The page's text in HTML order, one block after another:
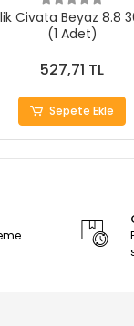
Civata Beyaz 8.8
(1 Adet)
527,71 TL
Sepete Ekle